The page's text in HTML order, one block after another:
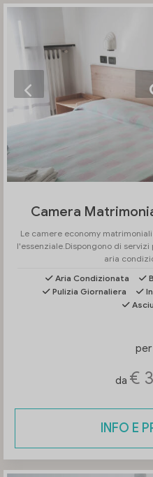
Camera
Le camere economy
l'essenziale.Dispongono di
aria
Aria Condizionata
Pulizia Giornaliera
per
da €
INFO E